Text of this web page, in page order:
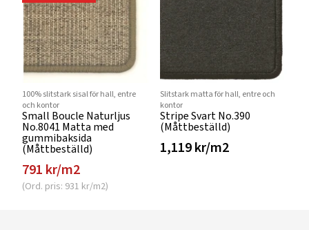
100% slitstark sisal för hall, entre
och kontor
Small Boucle Naturljus
No.8041 Matta med
gummibaksida
(Måttbeställd)
791 kr/m2
(Ord. pris: 931 kr/m2)
Slitstark matta för hall, entre och
kontor
Stripe Svart No.390
(Måttbeställd)
1,119 kr/m2